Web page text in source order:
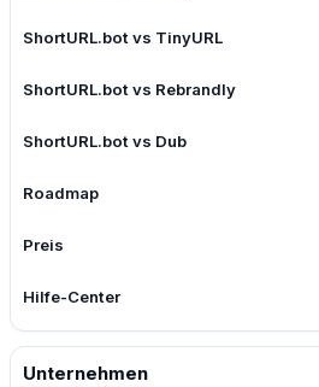
ShortURL.bot vs TinyURL
ShortURL.bot vs Rebrandly
ShortURL.bot vs Dub
Roadmap
Preis
Hilfe-Center
Unternehmen